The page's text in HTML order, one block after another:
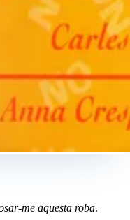
me aquesta roba.